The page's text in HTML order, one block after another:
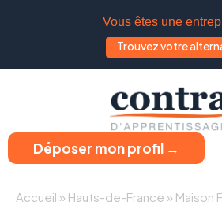
Vous êtes une
Trouvez votre
Déposer mon profil →
Accueil » Hauts-de-France » Maison